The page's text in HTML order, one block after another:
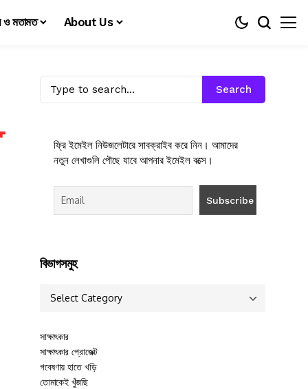
ও মতামত About Us
Search
ফ্রি ইমেইল নিউজলেটারে সাবক্রাইব করে নিন। আমাদের
নতুন লেখাগুলি পৌছে যাবে আপনার ইমেইল বক্সে।
বিভাগসমুহ
সাক্ষাৎকার
সাক্ষাৎকার প্রোজেক্ট
গবেষণায় হাতে খড়ি
তোমাকেই খুঁজছি